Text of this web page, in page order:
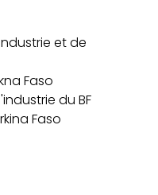
et de
Faso
du BF
Faso